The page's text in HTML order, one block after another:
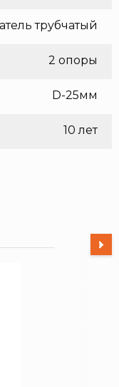
трубчатый
2 опоры
D-25мм
10 лет